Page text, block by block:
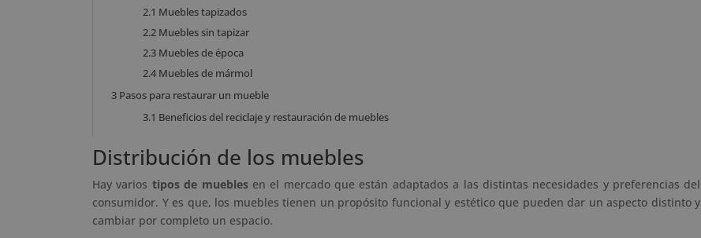
2.1 Muebles tapizados
2.2 Muebles sin tapizar
2.3 Muebles de época
2.4 Muebles de mármol
3 Pasos para restaurar un mueble
3.1 Beneficios del reciclaje y restauración de muebles
Distribución de los muebles
Hay varios tipos de mueblesen el mercado que están adaptados a las distintas necesidades y preferencias del
consumidor. Y es que, los muebles tienen un propósito funcional y estético que pueden dar un aspecto distinto y
cambiar por completo un espacio.